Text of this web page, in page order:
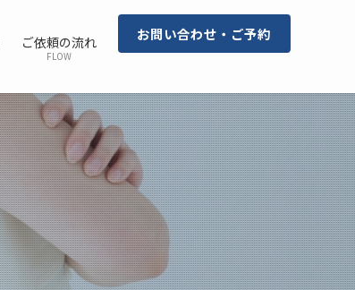
ご依頼の流れ
FLOW
お問い合わせ・ご予約